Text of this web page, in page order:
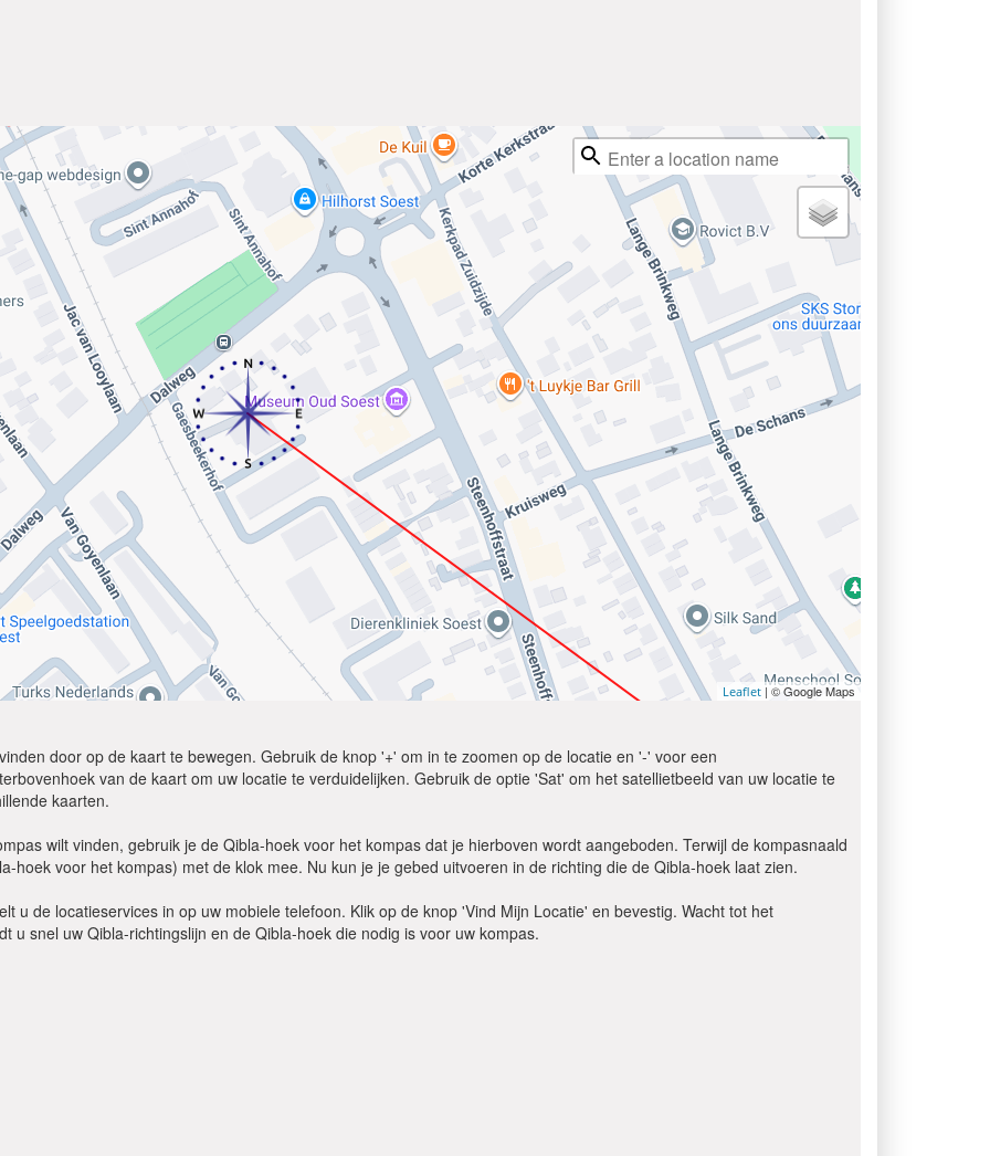
Leaflet | © Google Maps
door op de kaart te bewegen. Gebruik de knop '+' om in te zoomen op de locatie en '-' voor een
van de kaart om uw locatie te verduidelijken. Gebruik de optie 'Sat' om het satellietbeeld van uw locatie te
kaarten.
wilt vinden, gebruik je de Qibla-hoek voor het kompas dat je hierboven wordt aangeboden. Terwijl de kompasnaald
hoek voor het kompas) met de klok mee. Nu kun je je gebed uitvoeren in de richting die de Qibla-hoek laat zien.
u de locatieservices in op uw mobiele telefoon. Klik op de knop 'Vind Mijn Locatie' en bevestig. Wacht tot het
u snel uw Qibla-richtingslijn en de Qibla-hoek die nodig is voor uw kompas.